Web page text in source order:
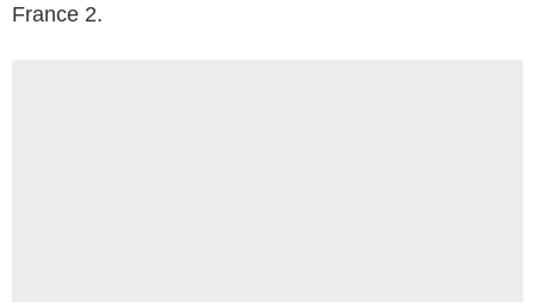
France 2.